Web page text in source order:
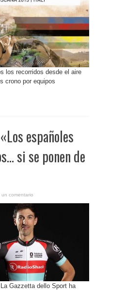
los recorridos desde el aire
crono por equipos
españoles
si se ponen de
un comentario
Gazzetta dello Sport ha